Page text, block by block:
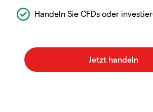
Handeln Sie CFDs oder